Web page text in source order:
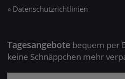
» Datenschutzrichtlinien
Tagesangebote bequem per
keine Schnäppchen mehr